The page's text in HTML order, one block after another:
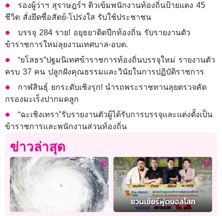
รองผู้ว่าฯ สุราษฎร์ฯ ติวเข้มพนักงานท้องถิ่นป้ายแดง 45
ชีวิต สั่งยึดซื่อสัตย์-โปร่งใส รับใช้ประชาชน
บรรจุ 284 ราย! อยุธยาติดปีกท้องถิ่น รับรายงานตัว
ข้าราชการใหม่ลุยงานเทศบาล-อบต.
“ยโสธร”ปฐมนิเทศข้าราชการท้องถิ่นบรรจุใหม่ รายงานตัว
ครบ 37 คน ปลูกฝังคุณธรรมและวินัยในการปฏิบัติราชการ
กาฬสินธุ์ ยกระดับเชิงรุก! นำรถพระราชทานลุยตรวจคัด
กรองมะเร็งปากมดลูก
“ฉะเชิงเทรา”รับรายงานตัวผู้ได้รับการบรรจุและแต่งตั้งเป็น
ข้าราชการและพนักงานส่วนท้องถิ่น
ข่าวล่าสุด